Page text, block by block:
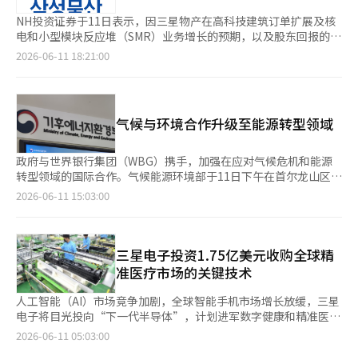
NH投资证券于11日表示，因三星物产在高科技建筑订单扩展及核
电和小型模块反应堆（SMR）业务增长的预期，以及股东回报的扩
大，已将目标股价从原来的42万5000韩元上调至55万韩元。 同
计平泽P5等高科技订单将增加。”他还提到：“从今年下半年开
始，高科技收入将正式启动，预计盈利能力将改善。” 他进一步
指出：“我们正在推进大型核电和SMR业务的扩展，参与越南第二
核电、罗马尼亚核电3、4号机组、沙特阿拉伯核电、罗马尼亚
SMR、瑞典SMR等多个项目。” 该研究员表示：“基于建筑、生
物和商贸等业务组合，业绩稳步增长。”并指出：“目前股价较净
资产价值（NAV）折价55.7%。” 他还表示：“根据2026至2028
年的股东回报政策，计划将关联公司的股息收益的60%至70%返
扩大可能会导致三星物产的股息收益增加。” 此外，他提
到：“反映三星电子和三星生命等投资资产价值的上升，将目标
NAV折扣率从原来的45%调整至40%，因此上调了目标股
价。”并展望：“未来基于股息收益的进一步股东回报也值得期
待。”※ 本报道经人工智能（AI）系统翻译与编辑。
2026-06-11 18:21:00
气候与环境合作升级至能源转型领域
政府与世界银行集团（WBG）携手，加强在应对气候危机和能源
转型领域的国际合作。气候能源环境部于11日下午在首尔龙山区的
福朋喜来登酒店宣布，将与世界银行集团签署关于加强气候危机应
和推进能源转型项目的主要国际金融机构。随着国际社会同时推动
碳中和和能源安全的努力加大，与国际金融机构的合作重要性也日
益增强。尤其是在发展中国家，气候资金的需求不断上升，推动了
与国际机构合作的必要性。此次修订旨在完善2017年环境部与世
界银行签署的谅解备忘录。自去年10月气候能源环境部成立以来，
这是首次对该协议进行修订，合作主体和范围均有所扩大。首先，
原本以国际复兴开发银行（IBRD）和国际开发协会（IDA）为中心
的合作，现已扩展至包括国际金融公司（IFC）和国际投资保障机
2026-06-11 15:03:00
三星电子投资1.75亿美元收购全球精
准医疗市场的关键技术
人工智能（AI）市场竞争加剧，全球智能手机市场增长放缓，三星
电子将目光投向“下一代半导体”，计划进军数字健康和精准医疗
领域。这一举措被解读为三星电子在全球精准医疗市场中抢占关键
2026-06-11 05:03:00